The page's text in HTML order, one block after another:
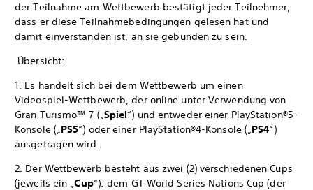
der Teilnahme am Wettbewerb bestätigt jeder Teilnehmer,
dass er diese Teilnahmebedingungen gelesen hat und
damit einverstanden ist, an sie gebunden zu sein.
Übersicht:
1. Es handelt sich bei dem Wettbewerb um einen
Videospiel-Wettbewerb, der online unter Verwendung von
Gran Turismo™ 7 („Spiel“) und entweder einer PlayStation®5-
Konsole („PS5“) oder einer PlayStation®4-Konsole („PS4“)
ausgetragen wird.
2. Der Wettbewerb besteht aus zwei (2) verschiedenen Cups
(jeweils ein „Cup“): dem GT World Series Nations Cup (der